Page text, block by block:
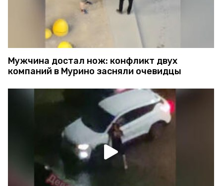
Мужчина достал нож: конфликт двух
компаний в Мурино засняли очевидцы